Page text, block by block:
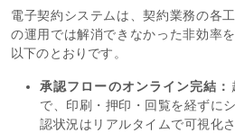
電子契約システムは、契約業務の各
の運用では解消できなかった非効率
以下のとおりです。
承認フローのオンライン完結：
で、印刷・押印・回覧を経ずに
認状況はリアルタイムで可視化